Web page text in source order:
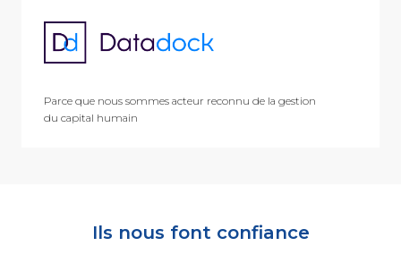
Parce que nous sommes acteur reconnu de la gestion
du capital humain
Ils nous font confiance